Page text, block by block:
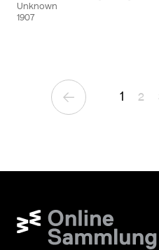
Unknown
1907
Previous Page
1 2
Wien Museum Online